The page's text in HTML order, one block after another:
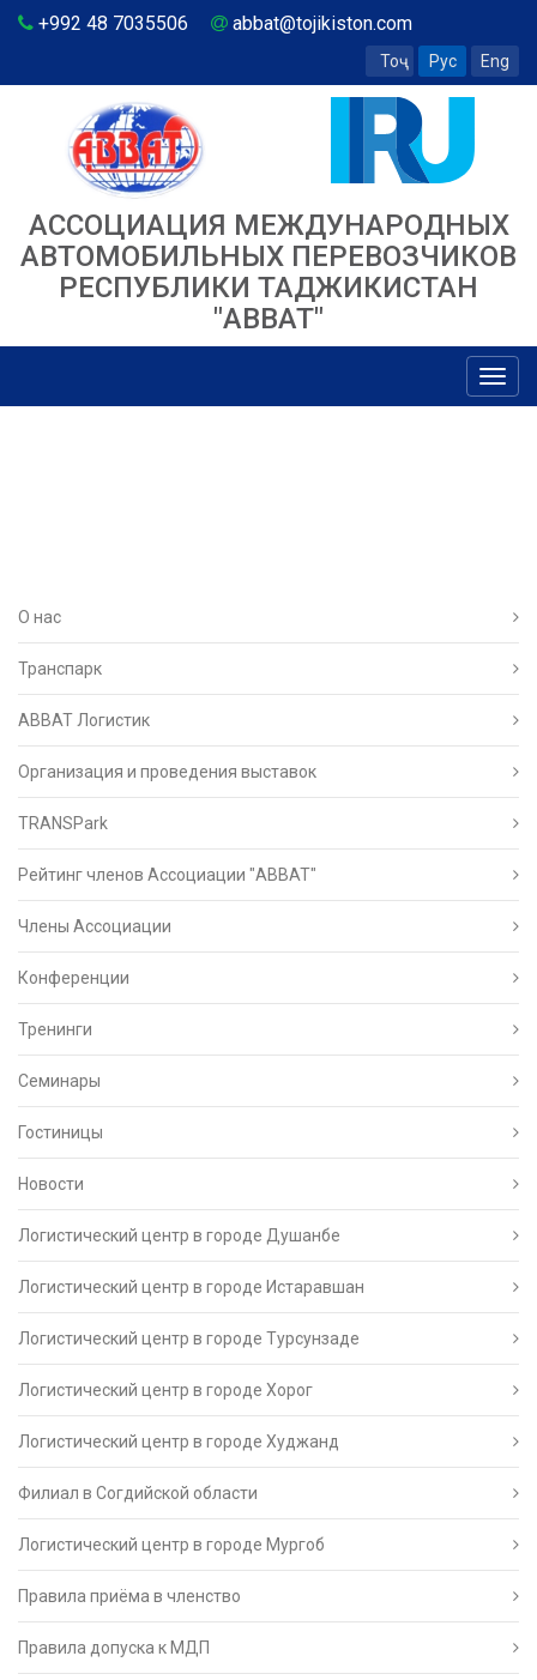
+992 48 7035506 abbat@tojikiston.com
Тоҷ Рус Eng
АССОЦИАЦИЯ МЕЖДУНАРОДНЫХ
АВТОМОБИЛЬНЫХ ПЕРЕВОЗЧИКОВ
РЕСПУБЛИКИ ТАДЖИКИСТАН
"ABBAT"
О нас
Транспарк
ABBAT Логистик
Организация и проведения выставок
TRANSPark
Рейтинг членов Ассоциации "АВВАТ"
Члены Ассоциации
Конференции
Тренинги
Семинары
Гостиницы
Новости
Логистический центр в городе Душанбе
Логистический центр в городе Истаравшан
Логистический центр в городе Турсунзаде
Логистический центр в городе Хорог
Логистический центр в городе Худжанд
Филиал в Согдийской области
Логистический центр в городе Мургоб
Правила приёма в членство
Правила допуска к МДП